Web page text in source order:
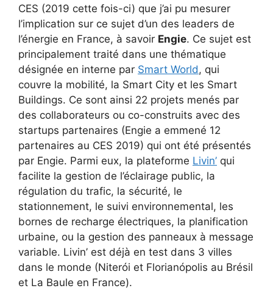
CES (2019 cette fois-ci) que j’ai pu mesurer
l’implication sur ce sujet d’un des leaders de
l’énergie en France, à savoir Engie. Ce sujet est
principalement traité dans une thématique
désignée en interne par Smart World, qui
couvre la mobilité, la Smart City et les Smart
Buildings. Ce sont ainsi 22 projets menés par
des collaborateurs ou co-construits avec des
startups partenaires (Engie a emmené 12
partenaires au CES 2019) qui ont été présentés
par Engie. Parmi eux, la plateforme Livin’ qui
facilite la gestion de l’éclairage public, la
régulation du trafic, la sécurité, le
stationnement, le suivi environnemental, les
bornes de recharge électriques, la planification
urbaine, ou la gestion des panneaux à message
variable. Livin’ est déjà en test dans 3 villes
dans le monde (Niterói et Florianópolis au Brésil
et La Baule en France).